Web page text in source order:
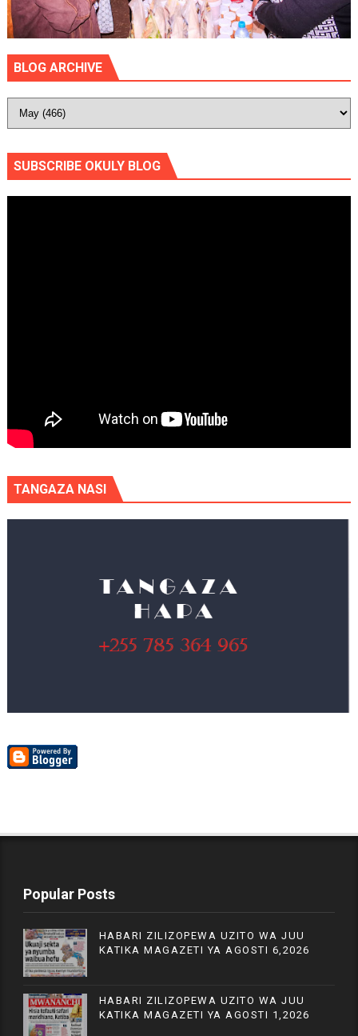
BLOG ARCHIVE
SUBSCRIBE OKULY BLOG
TANGAZA NASI
Popular Posts
HABARI ZILIZOPEWA UZITO WA JUU
KATIKA MAGAZETI YA AGOSTI 6,2026
HABARI ZILIZOPEWA UZITO WA JUU
KATIKA MAGAZETI YA AGOSTI 1,2026